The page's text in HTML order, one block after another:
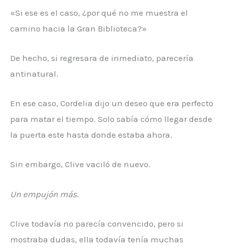
«Si ese es el caso, ¿por qué no me muestra el
camino hacia la Gran Biblioteca?»
De hecho, si regresara de inmediato, parecería
antinatural.
En ese caso, Cordelia dijo un deseo que era perfecto
para matar el tiempo. Solo sabía cómo llegar desde
la puerta este hasta donde estaba ahora.
Sin embargo, Clive vaciló de nuevo.
Un empujón más.
Clive todavía no parecía convencido, pero si
mostraba dudas, ella todavía tenía muchas